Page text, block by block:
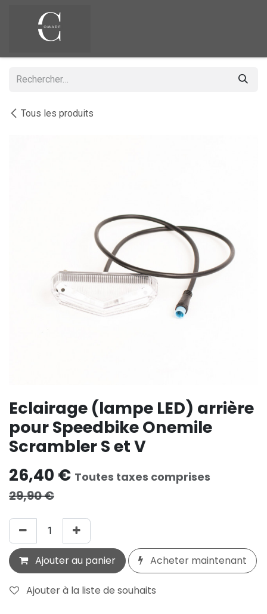
Tous les produits
Eclairage (lampe LED) arrière
pour Speedbike Onemile
Scrambler S et V
26,40 € Toutes taxes comprises
29,90€
Ajouter au panier Acheter maintenant
Ajouter à la liste de souhaits